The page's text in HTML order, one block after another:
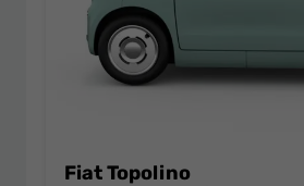
Fiat Topolino